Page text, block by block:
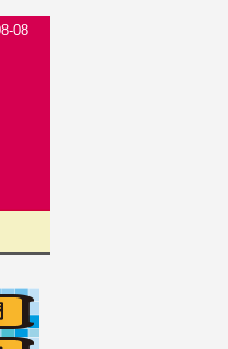
08